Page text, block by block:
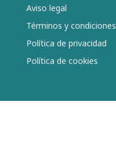
Aviso legal
Términos y condiciones
Política de privacidad
Política de cookies